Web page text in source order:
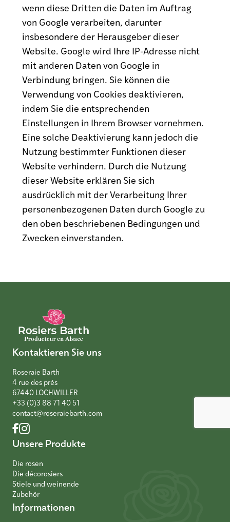
wenn diese Dritten die Daten im Auftrag
von Google verarbeiten, darunter
insbesondere der Herausgeber dieser
Website. Google wird Ihre IP-Adresse nicht
mit anderen Daten von Google in
Verbindung bringen. Sie können die
Verwendung von Cookies deaktivieren,
indem Sie die entsprechenden
Einstellungen in Ihrem Browser vornehmen.
Eine solche Deaktivierung kann jedoch die
Nutzung bestimmter Funktionen dieser
Website verhindern. Durch die Nutzung
dieser Website erklären Sie sich
ausdrücklich mit der Verarbeitung Ihrer
personenbezogenen Daten durch Google zu
den oben beschriebenen Bedingungen und
Zwecken einverstanden.
Kontaktieren Sie uns
Roseraie Barth
4 rue des prés
67440 LOCHWILLER
+33 (0)3 88 71 40 51
contact@roseraiebarth.com
Unsere Produkte
Die rosen
Die décorosiers
Stiele und weinende
Zubehör
Informationen